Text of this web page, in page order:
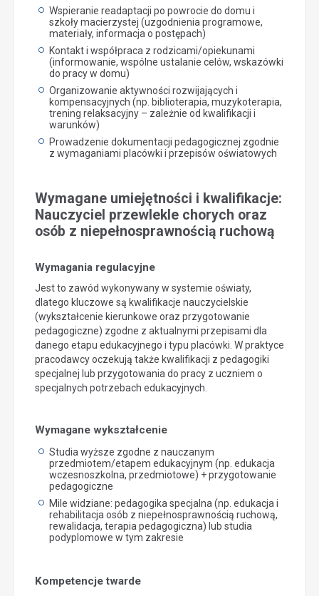
Wspieranie readaptacji po powrocie do domu i
szkoły macierzystej (uzgodnienia programowe,
materiały, informacja o postępach)
Kontakt i współpraca z rodzicami/opiekunami
(informowanie, wspólne ustalanie celów, wskazówki
do pracy w domu)
Organizowanie aktywności rozwijających i
kompensacyjnych (np. biblioterapia, muzykoterapia,
trening relaksacyjny – zależnie od kwalifikacji i
warunków)
Prowadzenie dokumentacji pedagogicznej zgodnie
z wymaganiami placówki i przepisów oświatowych
Wymagane umiejętności i kwalifikacje:
Nauczyciel przewlekle chorych oraz
osób z niepełnosprawnością ruchową
Wymagania regulacyjne
Jest to zawód wykonywany w systemie oświaty,
dlatego kluczowe są kwalifikacje nauczycielskie
(wykształcenie kierunkowe oraz przygotowanie
pedagogiczne) zgodne z aktualnymi przepisami dla
danego etapu edukacyjnego i typu placówki. W praktyce
pracodawcy oczekują także kwalifikacji z pedagogiki
specjalnej lub przygotowania do pracy z uczniem o
specjalnych potrzebach edukacyjnych.
Wymagane wykształcenie
Studia wyższe zgodne z nauczanym
przedmiotem/etapem edukacyjnym (np. edukacja
wczesnoszkolna, przedmiotowe) + przygotowanie
pedagogiczne
Mile widziane: pedagogika specjalna (np. edukacja i
rehabilitacja osób z niepełnosprawnością ruchową,
rewalidacja, terapia pedagogiczna) lub studia
podyplomowe w tym zakresie
Kompetencje twarde